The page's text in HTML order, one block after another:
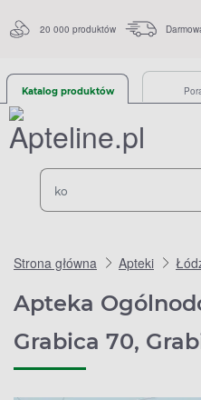
20 000 produktów
Katalog produktów
Strona główna Apteki
Apteka
Grabica 70,